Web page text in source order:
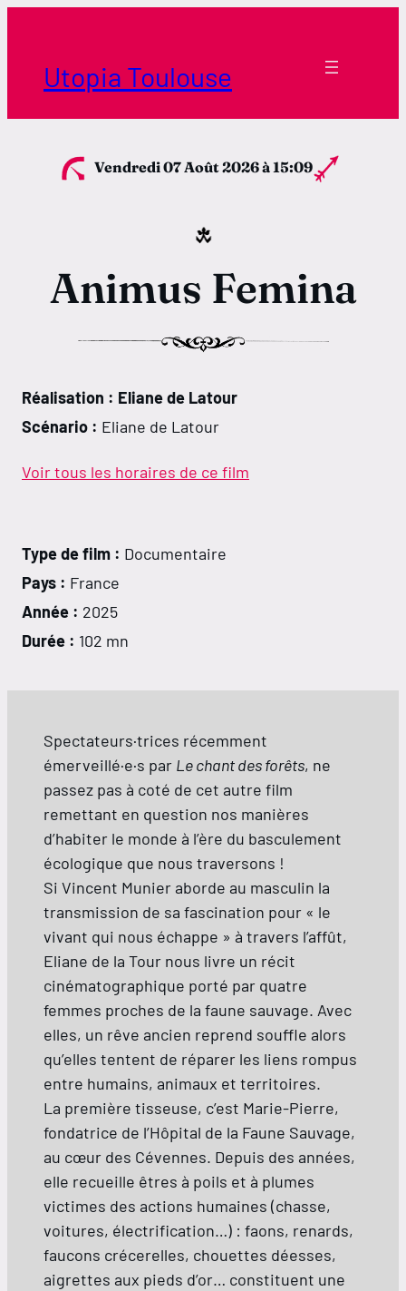
contenuUtopia Toulouse
Horaires Borderouge
Vendredi 07 Août 2026à 15:09
Animus Femina
Réalisation : Eliane de Latour
Scénario : Eliane de Latour
Voir tous les horaires de ce film
Type de film : Documentaire
Pays : France
Année : 2025
Durée : 102 mn
Spectateurs·trices récemment
émerveillé·e·s par Le chant des forêts, ne
passez pas à coté de cet autre film
remettant en question nos manières
d’habiter le monde à l’ère du basculement
écologique que nous traversons !
Si Vincent Munier aborde au masculin la
transmission de sa fascination pour « le
vivant qui nous échappe » à travers l’affût,
Eliane de la Tour nous livre un récit
cinématographique porté par quatre
femmes proches de la faune sauvage. Avec
elles, un rêve ancien reprend souffle alors
qu’elles tentent de réparer les liens rompus
entre humains, animaux et territoires.
La première tisseuse, c’est Marie-Pierre,
fondatrice de l’Hôpital de la Faune Sauvage,
au cœur des Cévennes. Depuis des années,
elle recueille êtres à poils et à plumes
victimes des actions humaines (chasse,
voitures, électrification…) : faons, renards,
faucons crécerelles, chouettes déesses,
aigrettes aux pieds d’or… constituent une